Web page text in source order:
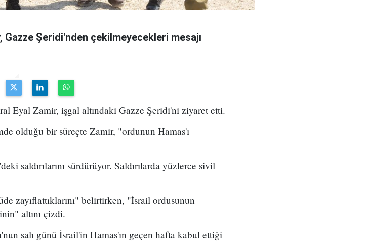
Gazze Şeridi'nden çekilmeyecekleri mesajı
Eyal Zamir, işgal altındaki Gazze Şeridi'ni ziyaret etti.
olduğu bir süreçte Zamir, "ordunun Hamas'ı
saldırılarını sürdürüyor. Saldırılarda yüzlerce sivil
zayıflattıklarını" belirtirken, "İsrail ordusunun
altını çizdi.
salı günü İsrail'in Hamas'ın geçen hafta kabul ettiği